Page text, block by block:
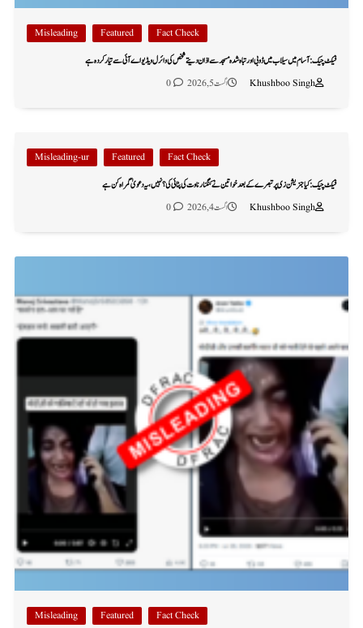
Fact Check
Featured
Misleading
فیکٹ چیک: آسام میں سیلاب میں ڈوبی اور تباہ شدہ مسجد سے اذان دیتے شخص کی وائرل ویڈیو اے آئی سے تیار کردہ ہے
Khushboo Singh
اگست 5, 2026 0
Fact Check
Featured
Misleading-ur
فیکٹ چیک: کیا جنریشن زی پر تبصرے کے بعد خواتین نے کنگنا رناوت کی پٹائی کی؟ نہیں، یہ دعویٰ گمراہ کن ہے
Khushboo Singh
اگست 4, 2026 0
Fact Check
Featured
Misleading